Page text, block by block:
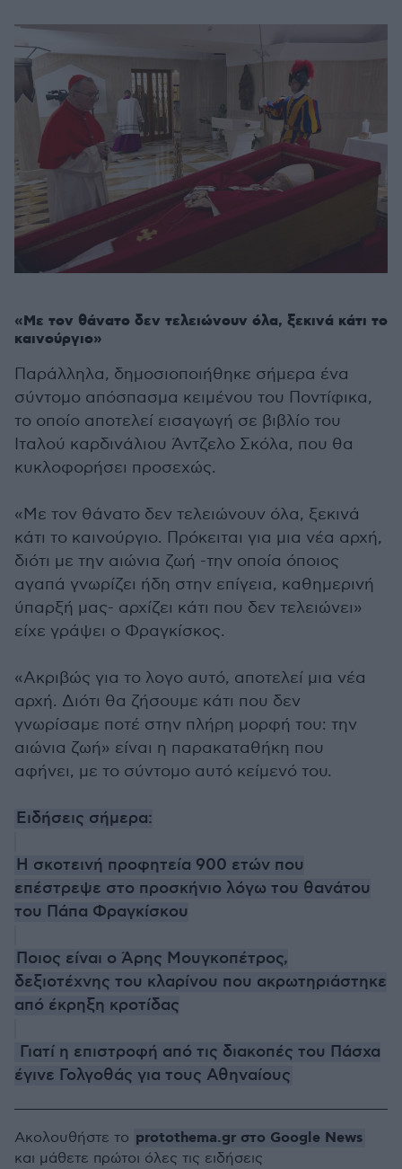
«Με τον θάνατο δεν τελειώνουν όλα, ξεκινά κάτι το
καινούργιο»
Παράλληλα, δημοσιοποιήθηκε σήμερα ένα
σύντομο απόσπασμα κειμένου του Ποντίφικα,
το οποίο αποτελεί εισαγωγή σε βιβλίο του
Ιταλού καρδινάλιου Άντζελο Σκόλα, που θα
κυκλοφορήσει προσεχώς.
«Με τον θάνατο δεν τελειώνουν όλα, ξεκινά
κάτι το καινούργιο. Πρόκειται για μια νέα αρχή,
διότι με την αιώνια ζωή -την οποία όποιος
αγαπά γνωρίζει ήδη στην επίγεια, καθημερινή
ύπαρξή μας- αρχίζει κάτι που δεν τελειώνει»
είχε γράψει ο Φραγκίσκος.
«Ακριβώς για το λογο αυτό, αποτελεί μια νέα
αρχή. Διότι θα ζήσουμε κάτι που δεν
γνωρίσαμε ποτέ στην πλήρη μορφή του: την
αιώνια ζωή» είναι η παρακαταθήκη που
αφήνει, με το σύντομο αυτό κείμενό του.
Ειδήσεις σήμερα:
Η σκοτεινή προφητεία 900 ετών που
επέστρεψε στο προσκήνιο λόγω του θανάτου
του Πάπα Φραγκίσκου
Ποιος είναι ο Άρης Μουγκοπέτρος,
δεξιοτέχνης του κλαρίνου που ακρωτηριάστηκε
από έκρηξη κροτίδας
Γιατί η επιστροφή από τις διακοπές του Πάσχα
έγινε Γολγοθάς για τους Αθηναίους
Ακολουθήστε το protothema.gr στο Google News
και μάθετε πρώτοι όλες τις ειδήσεις